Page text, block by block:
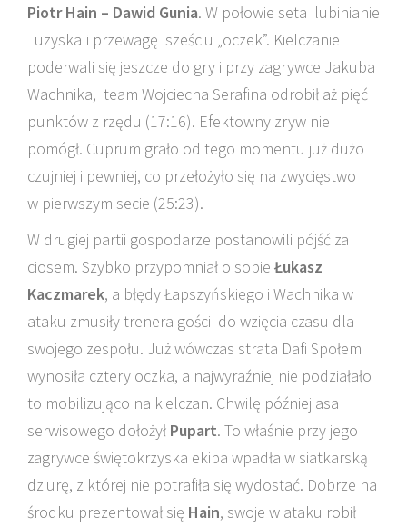
Piotr Hain – Dawid Gunia. W połowie seta lubinianie
uzyskali przewagę sześciu „oczek”. Kielczanie
poderwali się jeszcze do gry i przy zagrywce Jakuba
Wachnika, team Wojciecha Serafina odrobił aż pięć
punktów z rzędu (17:16). Efektowny zryw nie
pomógł. Cuprum grało od tego momentu już dużo
czujniej i pewniej, co przełożyło się na zwycięstwo
w pierwszym secie (25:23).
W drugiej partii gospodarze postanowili pójść za
ciosem. Szybko przypomniał o sobie Łukasz
Kaczmarek, a błędy Łapszyńskiego i Wachnika w
ataku zmusiły trenera gości do wzięcia czasu dla
swojego zespołu. Już wówczas strata Dafi Społem
wynosiła cztery oczka, a najwyraźniej nie podziałało
to mobilizująco na kielczan. Chwilę później asa
serwisowego dołożył Pupart. To właśnie przy jego
zagrywce świętokrzyska ekipa wpadła w siatkarską
dziurę, z której nie potrafiła się wydostać. Dobrze na
środku prezentował się Hain, swoje w ataku robił